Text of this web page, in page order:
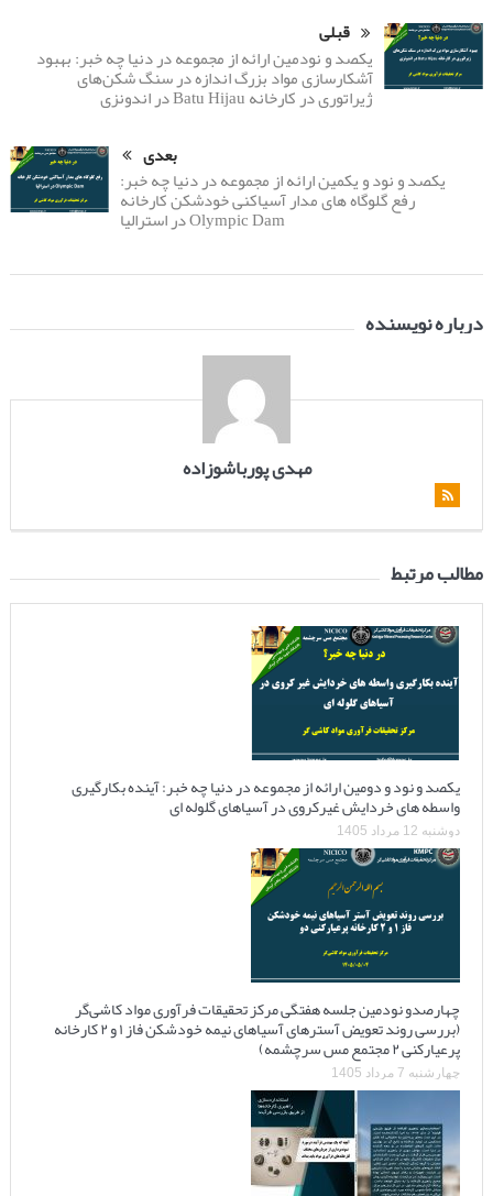
قبلی
یکصد و نودمین ارائه از مجموعه در دنیا چه خبر: بهبود
آشکارسازی مواد بزرگ اندازه در سنگ شکن‌های
ژیراتوری در کارخانه Batu Hijau در اندونزی
بعدی
یکصد و نود و یکمین ارائه از مجموعه در دنیا چه خبر:
رفع گلوگاه های مدار آسیاکنی خودشکن کارخانه
Olympic Dam در استرالیا
درباره نویسنده
مهدی پورباشوزاده
مطالب مرتبط
یکصد و نود و دومین ارائه از مجموعه در دنیا چه خبر: آینده بکارگیری
واسطه های خردایش غیرکروی در آسیاهای گلوله ای
دوشنبه 12 مرداد 1405
چهارصدو نودمین جلسه هفتگی مرکز تحقیقات فرآوری مواد کاشی‌گر
(بررسی روند تعویض آسترهای آسیاهای نیمه خودشکن فاز ۱ و ۲ کارخانه
پرعیارکنی ۲ مجتمع مس سرچشمه)
چهارشنبه 7 مرداد 1405